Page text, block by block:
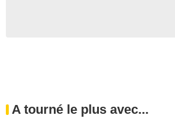
A tourné le plus avec...